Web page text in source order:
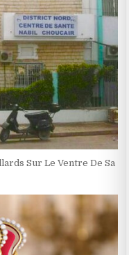
Sur Le Ventre De Sa